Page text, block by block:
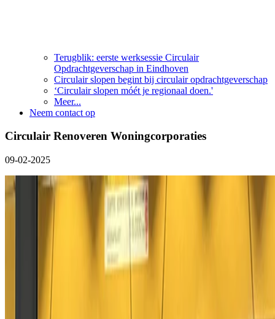
Terugblik: eerste werksessie Circulair
Opdrachtgeverschap in Eindhoven
Circulair slopen begint bij circulair opdrachtgeverschap
‘Circulair slopen móét je regionaal doen.'
Meer...
Neem contact op
Circulair Renoveren Woningcorporaties
09-02-2025